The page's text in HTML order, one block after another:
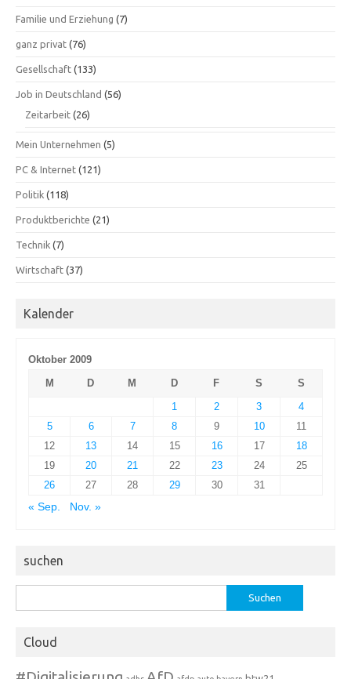
Familie und Erziehung (7)
ganz privat (76)
Gesellschaft (133)
Job in Deutschland (56)
Zeitarbeit (26)
Mein Unternehmen (5)
PC & Internet (121)
Politik (118)
Produktberichte (21)
Technik (7)
Wirtschaft (37)
Kalender
Oktober 2009
M
D M D F S
S
1
2 3
4
5
6 7 8 9 10
11
12
13 14 15 16 17
18
19
20 21 22 23 24
25
26
27 28 29 30
31
« Sep.
Nov. »
suchen
nach:
Cloud